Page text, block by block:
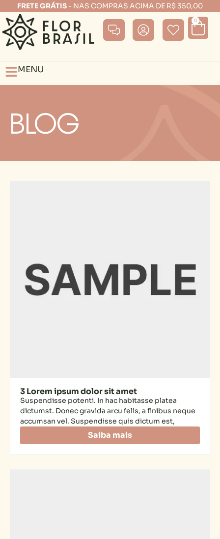
FRETE GRÁTIS - NAS COMPRAS ACIMA DE R$ 350,00
0
MENU
Blog
3 Lorem ipsum dolor sit amet
Suspendisse potenti. In hac habitasse platea
dictumst. Donec gravida arcu felis, a finibus neque
accumsan vel. Suspendisse quis dictum est,
Saiba mais